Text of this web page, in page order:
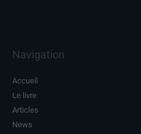
Navigation
Accueil
Le livre
Articles
News